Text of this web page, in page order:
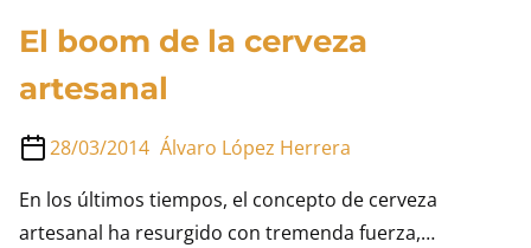
El boom de la cerveza
artesanal
28/03/2014 Álvaro López Herrera
En los últimos tiempos, el concepto de cerveza
artesanal ha resurgido con tremenda fuerza,…